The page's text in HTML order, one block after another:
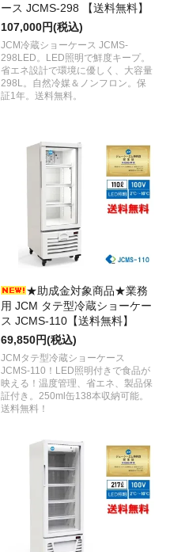
ース JCMS-298 【送料無料】
107,000円(税込)
JCM冷蔵ショーケース JCMS-
298LED。LED照明で鮮度キープ。
省エネ設計で環境に優しく、大容量
298L。自然冷媒＆ノンフロン。保
証1年。送料無料。
★助成金対象商品★業務
用 JCM タテ型冷蔵ショーケー
ス JCMS-110【送料無料】
69,850円(税込)
JCMタテ型冷蔵ショーケース
JCMS-110！LED照明付きで食品が
映える！温度管理、省エネ、製品保
証付き。250ml缶138本収納可能。
送料無料！